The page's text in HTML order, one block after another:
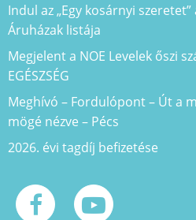
Indul az „Egy kosárnyi
Áruházak listája
Megjelent a NOE Levelek őszi
EGÉSZSÉG
Meghívó – Fordulópont – Út a
mögé nézve – Pécs
2026. évi tagdíj befizetése